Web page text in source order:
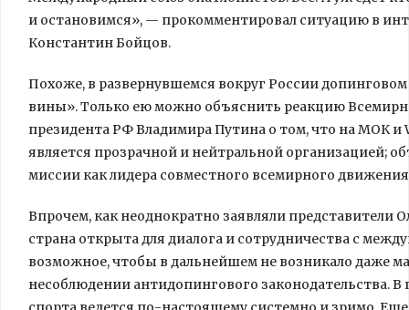
и остановимся», — прокомментировал ситуацию в
Константин Бойцов.
Похоже, в развернувшемся вокруг России
вины». Только ею можно объяснить реакцию
президента РФ Владимира Путина о том, что на МОК и
является прозрачной и нейтральной организацией;
миссии как лидера совместного всемирного
Впрочем, как неоднократно заявляли
страна открыта для диалога и сотрудничества с
возможное, чтобы в дальнейшем не возникало даже
несоблюдении антидопингового законодательства. В